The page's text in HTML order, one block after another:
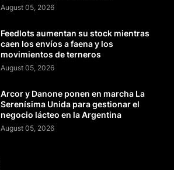
August 05, 2026
Feedlots aumentan su stock mientras
caen los envíos a faena y los
movimientos de terneros
August 05, 2026
Arcor y Danone ponen en marcha La
Serenísima Unida para gestionar el
negocio lácteo en la Argentina
August 05, 2026